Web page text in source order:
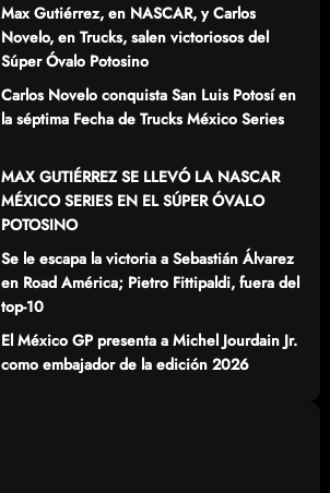
Max Gutiérrez, en NASCAR, y Carlos
Novelo, en Trucks, salen victoriosos del
Súper Óvalo Potosino
Carlos Novelo conquista San Luis Potosí en
la séptima Fecha de Trucks México Series
MAX GUTIÉRREZ SE LLEVÓ LA NASCAR
MÉXICO SERIES EN EL SÚPER ÓVALO
POTOSINO
Se le escapa la victoria a Sebastián Álvarez
en Road América; Pietro Fittipaldi, fuera del
top-10
El México GP presenta a Michel Jourdain Jr.
como embajador de la edición 2026